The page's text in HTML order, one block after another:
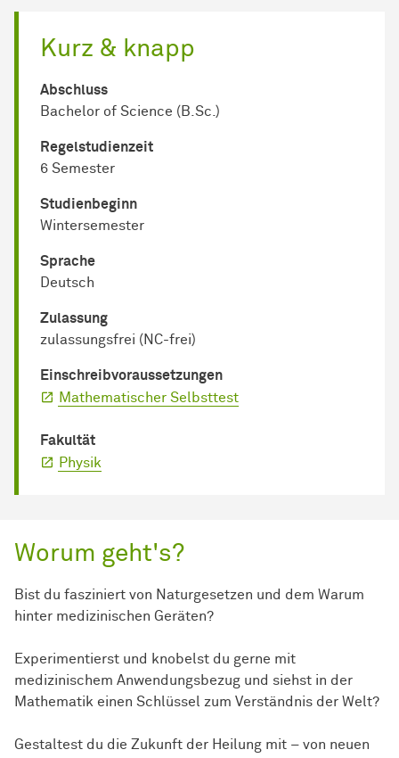
Kurz & knapp
Abschluss
Bachelor of Science (B.Sc.)
Regel­studienzeit
6 Semester
Studienbeginn
Wintersemester
Sprache
Deutsch
Zulassung
zulassungsfrei (NC-frei)
Einschreib­voraussetzungen
Mathematischer Selbsttest
Fakultät
Physik
Worum geht's?
Bist du fasziniert von Naturgesetzen und dem Warum
hinter medizinischen Geräten?
Experimentierst und knobelst du gerne mit
medizinischem Anwendungsbezug und siehst in der
Mathematik einen Schlüssel zum Verständnis der Welt?
Gestaltest du die Zukunft der Heilung mit – von neuen